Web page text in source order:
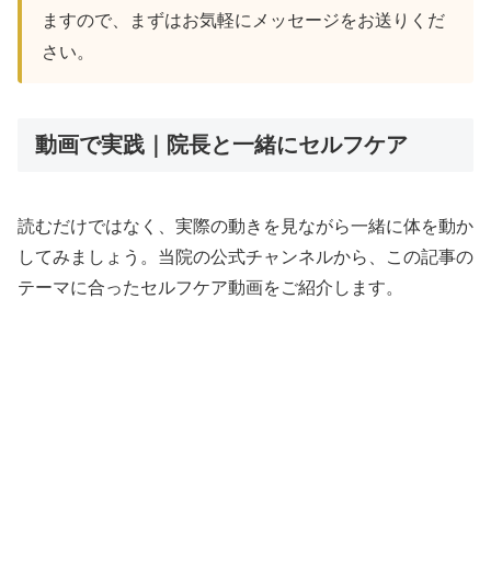
ますので、まずはお気軽にメッセージをお送りくだ
さい。
動画で実践｜院長と一緒にセルフケア
読むだけではなく、実際の動きを見ながら一緒に体を動か
してみましょう。当院の公式チャンネルから、この記事の
テーマに合ったセルフケア動画をご紹介します。